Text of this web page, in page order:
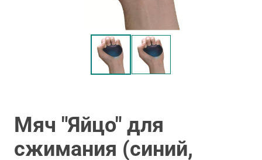
Мяч "Яйцо" для
сжимания (синий,